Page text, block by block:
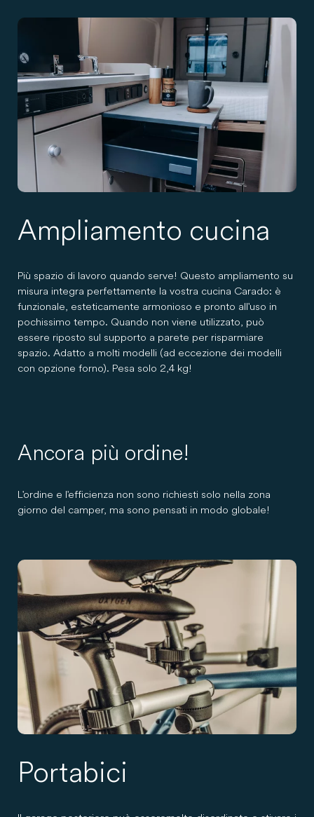
Ampliamento cucina
Più spazio di lavoro quando serve! Questo ampliamento su
misura integra perfettamente la vostra cucina Carado: è
funzionale, esteticamente armonioso e pronto all'uso in
pochissimo tempo. Quando non viene utilizzato, può
essere riposto sul supporto a parete per risparmiare
spazio. Adatto a molti modelli (ad eccezione dei modelli
con opzione forno). Pesa solo 2,4 kg!
Ancora più ordine!
L'ordine e l'efficienza non sono richiesti solo nella zona
giorno del camper, ma sono pensati in modo globale!
Portabici